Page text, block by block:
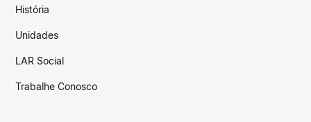
História
Unidades
LAR Social
Trabalhe Conosco